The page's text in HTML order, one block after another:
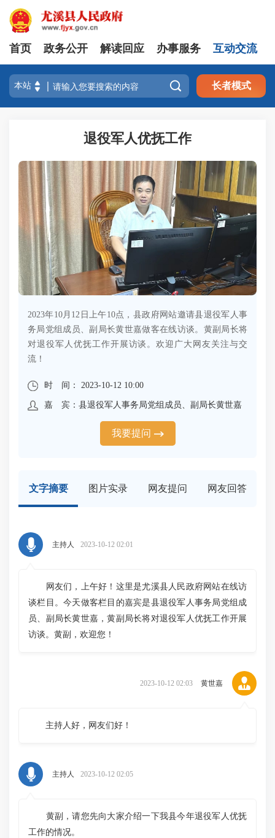
首页 政务公开 解读回应 办事服务 互动交流
 长者模式
退役军人优抚工作
2023年10月12日上午10点，县政府网站邀请县退役军人事
务局党组成员、副局长黄世嘉做客在线访谈。黄副局长将
对退役军人优抚工作开展访谈。欢迎广大网友关注与交
流！
时 间： 2023-10-12 10:00
嘉 宾：县退役军人事务局党组成员、副局长黄世嘉
我要提问
文字摘要 图片实录 网友提问 网友回答
主持人 2023-10-12 02:01
网友们，上午好！这里是尤溪县人民政府网站在线访
谈栏目。今天做客栏目的嘉宾是县退役军人事务局党组成
员、副局长黄世嘉，黄副局长将对退役军人优抚工作开展
访谈。黄副，欢迎您！
2023-10-12 02:03 黄世嘉
主持人好，网友们好！
主持人 2023-10-12 02:05
黄副，请您先向大家介绍一下我县今年退役军人优抚
工作的情况。